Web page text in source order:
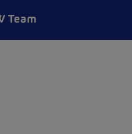
Team